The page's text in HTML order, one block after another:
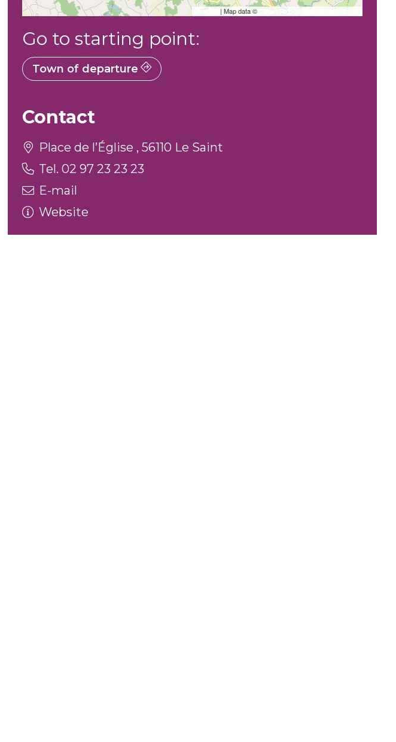
| Map data © OpenStreetMap contributors
Go to starting point:
Town of departure
Contact
Place de l’Église , 56110 Le Saint
Tel. 02 97 23 23 23
E-mail
Website